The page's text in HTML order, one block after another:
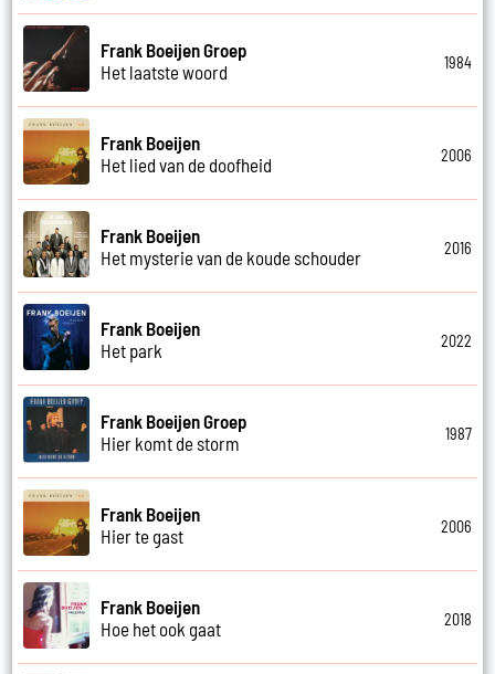
Frank Boeijen Groep
Het laatste woord
1984
Frank Boeijen
Het lied van de doofheid
2006
Frank Boeijen
Het mysterie van de koude schouder
2016
Frank Boeijen
Het park
2022
Frank Boeijen Groep
Hier komt de storm
1987
Frank Boeijen
Hier te gast
2006
Frank Boeijen
Hoe het ook gaat
2018